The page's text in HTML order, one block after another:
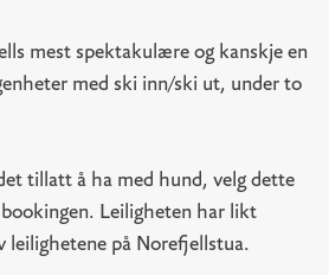
mest spektakulære og kanskje en
med ski inn/ski ut, under to
tillatt å ha med hund, velg dette
Leiligheten har likt
leilighetene på Norefjellstua.